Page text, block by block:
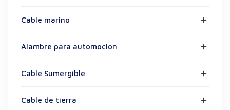
Cable marino
Alambre para automoción
Cable Sumergible
Cable de tierra